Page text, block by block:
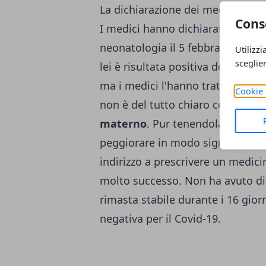
Cookie
La dichiarazione dei medici
I medici hanno dichiarato che la
neonatologia il 5 febbraio. Sua
lei è risultata positiva dopo
ma i medici l'hanno trattato
non è del tutto chiaro come i
materno. Pur tenendola sotto
peggiorare in modo
indirizzo a prescrivere un
molto successo. Non ha avuto
rimasta stabile durante i 16
negativa per il Covid-19.